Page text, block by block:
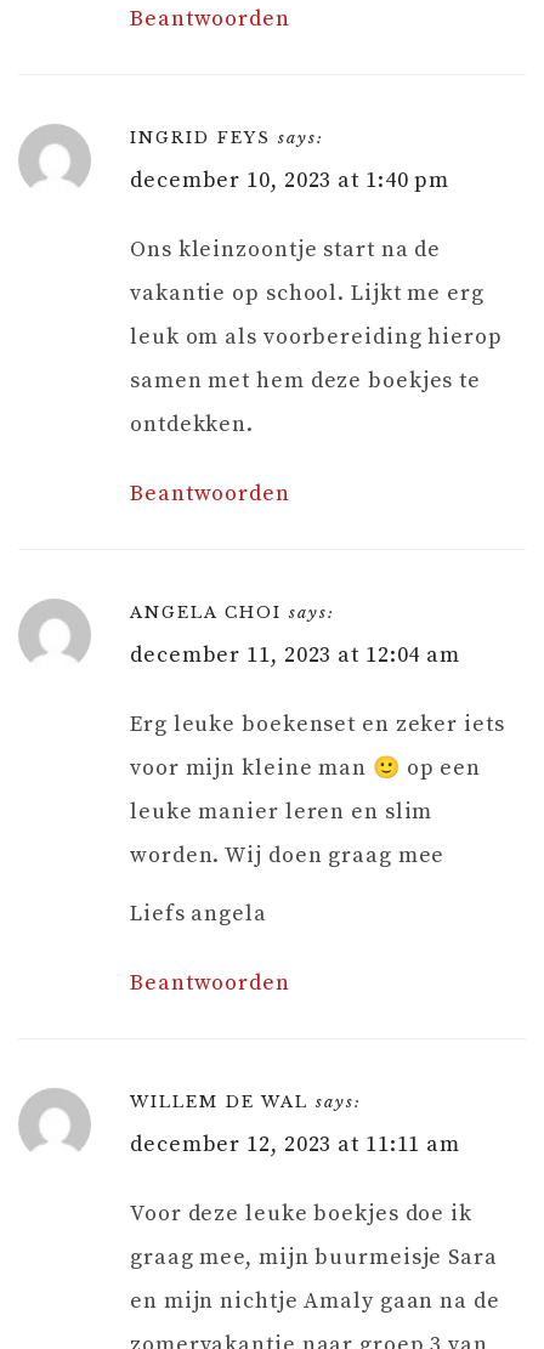
Beantwoorden
INGRID FEYS says:
december 10, 2023 at 1:40 pm
Ons kleinzoontje start na de
vakantie op school. Lijkt me erg
leuk om als voorbereiding hierop
samen met hem deze boekjes te
ontdekken.
Beantwoorden
ANGELA CHOI says:
december 11, 2023 at 12:04 am
Erg leuke boekenset en zeker iets
voor mijn kleine man 🙂 op een
leuke manier leren en slim
worden. Wij doen graag mee
Liefs angela
Beantwoorden
WILLEM DE WAL says:
december 12, 2023 at 11:11 am
Voor deze leuke boekjes doe ik
graag mee, mijn buurmeisje Sara
en mijn nichtje Amaly gaan na de